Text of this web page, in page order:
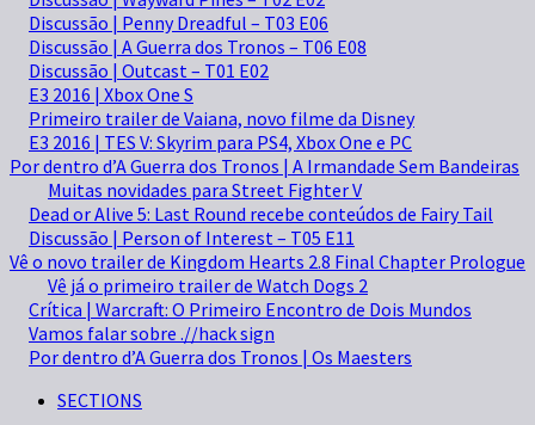
Discussão | Penny Dreadful – T03 E06
Discussão | A Guerra dos Tronos – T06 E08
Discussão | Outcast – T01 E02
E3 2016 | Xbox One S
Primeiro trailer de Vaiana, novo filme da Disney
E3 2016 | TES V: Skyrim para PS4, Xbox One e PC
Por dentro d’A Guerra dos Tronos | A Irmandade Sem Bandeiras
Muitas novidades para Street Fighter V
Dead or Alive 5: Last Round recebe conteúdos de Fairy Tail
Discussão | Person of Interest – T05 E11
Vê o novo trailer de Kingdom Hearts 2.8 Final Chapter Prologue
Vê já o primeiro trailer de Watch Dogs 2
Crítica | Warcraft: O Primeiro Encontro de Dois Mundos
Vamos falar sobre .//hack sign
Por dentro d’A Guerra dos Tronos | Os Maesters
SECTIONS